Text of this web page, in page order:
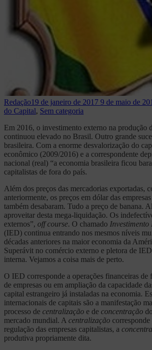
Redação19 de janeiro de 2017 9 de maio de
do Capital, Sem categoria
Em 2016, o investimento externo na produção
continuou elevado no Brasil. Outro grande
brasileira. Com a enorme desvalorização do
econômico (2009/2016) e a correspondente
nacional (real) “a economia brasileira ficou
capitalistas de fora do país.
Além dos preços das mercadorias exportadas,
anteriormente, os preços em dólar das
também desabaram. Tudo a preço de banana.
aproveitar desta mega-liquidação. Os
externos”, off course. O chamado
(IED) continua entrando nos mesmos níveis
décadas anteriores na maior economia da
Superávit no comércio externo e pletora de
interna. Vejamos a coisa mais de perto.
O IED corresponde a operações financeiras de
de empresas ou em ampliação da capacidade
capital estrangeiro já instaladas na economia.
internacionais de capitais são a manifestação
processo de centralização e de concentração
mercado mundial. A centralização corresponde
regulação das empresas capitalistas, a
produtiva propriamente dita.